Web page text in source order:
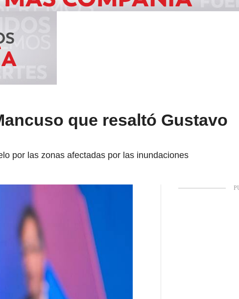
que resaltó Gustavo
por las zonas afectadas por las inundaciones